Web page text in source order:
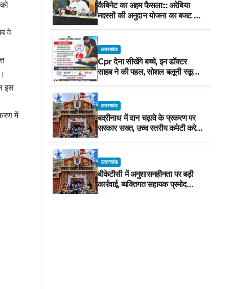
वे
इस
में
कैबिनेट का अहम फैसला::: अरेबिया
मदरसों की अनुदान योजना का बजट मद
वित्तीय वर्ष 2027-28 से समाप्त
उत्तराखंड
Cpr देना सीखेंगे बच्चे, इन डॉक्टर
साहब ने की पहल, सोशल बलूनी स्कूल
में मिलेगा प्रशिक्षण, 10 जुलाई को सुबह
8 से होगा प्रशिक्षण, प्रीतम भरतवाण ने
भी मुहिम को दिया समर्थन
उत्तराखंड
बद्रीनाथ में दान चढ़ावे के प्रकरण पर
सरकार सख्त, उच्च स्तरीय कमेटी करेगी
जांच, अनुशासनहीनता पर एक कार्मिक
निलंबित
उत्तराखंड
बीकेटीसी में अनुशासनहीनता पर बड़ी
कार्रवाई, व्यक्तिगत सहायक प्रमोद
नौटियाल तत्काल प्रभाव से निलंबित,